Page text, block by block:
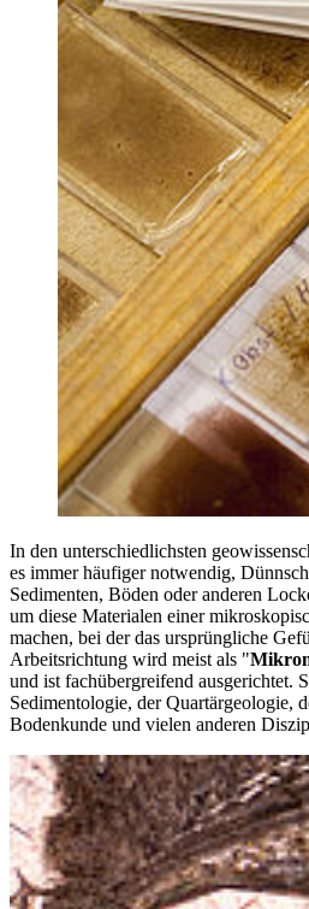
In den unterschiedlichsten
es immer häufiger notwendig,
Sedimenten, Böden oder anderen
um diese Materialen einer
machen, bei der das ursprüngliche
Arbeitsrichtung wird meist als "
und ist fachübergreifend ausgerichtet.
Sedimentologie, der Quartärgeologie,
Bodenkunde und vielen anderen